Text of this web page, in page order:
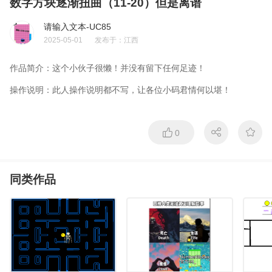
数字方块逐渐扭曲（11-20）但是离谱
请输入文本-UC85
2025-05-01 发布于： 江西
作品简介： 这个小伙子很懒！并没有留下任何足迹！
操作说明： 此人操作说明都不写，让各位小码君情何以堪！
0
同类作品